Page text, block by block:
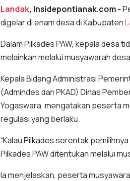
Landak, Insidepontianak.com -
digelar di enam desa di Kabupaten
Dalam Pilkades PAW, kepala desa
melainkan melalui musyawarah
Kepala Bidang Administrasi
(Admindes dan PKAD) Dinas
Yogaswara, mengatakan peserta
regulasi yang berlaku.
“Kalau Pilkades serentak
Pilkades PAW ditentukan melalui
Ia menjelaskan, peserta